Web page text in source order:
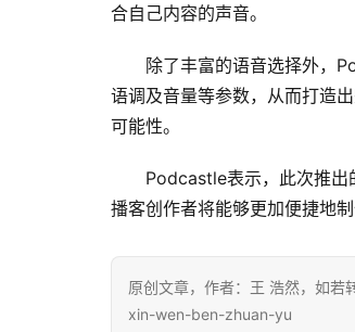
合自己内容的声音。
除了丰富的语音选择外，
语调及音量等参数，从而打造
可能性。
Podcastle表示，此次推出
播客创作者将能够更加便捷地
原创文章，作者：王 浩然，如
xin-wen-ben-zhuan-yu